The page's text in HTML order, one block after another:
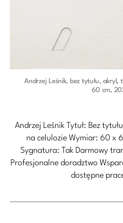
Andrzej Leśnik, bez tytułu, akryl,
60 cm,
Andrzej Leśnik Tytuł: Bez
na celulozie Wymiar: 60 x
Sygnatura: Tak Darmowy
Profesjonalne doradztwo
dostępne